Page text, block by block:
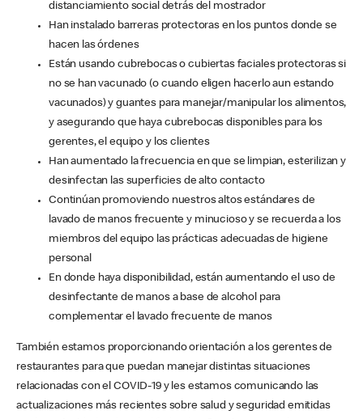
distanciamiento social detrás del mostrador
Han instalado barreras protectoras en los puntos donde se
hacen las órdenes
Están usando cubrebocas o cubiertas faciales protectoras si
no se han vacunado (o cuando eligen hacerlo aun estando
vacunados) y guantes para manejar/manipular los alimentos,
y asegurando que haya cubrebocas disponibles para los
gerentes, el equipo y los clientes
Han aumentado la frecuencia en que se limpian, esterilizan y
desinfectan las superficies de alto contacto
Continúan promoviendo nuestros altos estándares de
lavado de manos frecuente y minucioso y se recuerda a los
miembros del equipo las prácticas adecuadas de higiene
personal
En donde haya disponibilidad, están aumentando el uso de
desinfectante de manos a base de alcohol para
complementar el lavado frecuente de manos
También estamos proporcionando orientación a los gerentes de
restaurantes para que puedan manejar distintas situaciones
relacionadas con el COVID-19 y les estamos comunicando las
actualizaciones más recientes sobre salud y seguridad emitidas